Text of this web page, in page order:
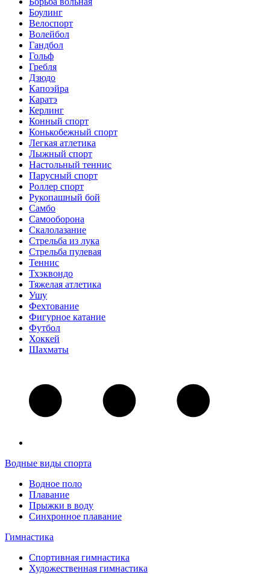
Боулинг
Велоспорт
Волейбол
Гандбол
Гольф
Гребля
Дзюдо
Капоэйра
Каратэ
Керлинг
Конный спорт
Конькобежный спорт
Легкая атлетика
Лыжный спорт
Настольный теннис
Парусный спорт
Роллер спорт
Рукопашный бой
Самбо
Самооборона
Скалолазание
Стрельба из лука
Стрельба пулевая
Теннис
Тхэквондо
Тяжелая атлетика
Ушу
Фехтование
Фигурное катание
Футбол
Хоккей
Шахматы
Водные виды спорта
Водное поло
Плавание
Прыжки в воду
Синхронное плавание
Гимнастика
Спортивная гимнастика
Художественная гимнастика